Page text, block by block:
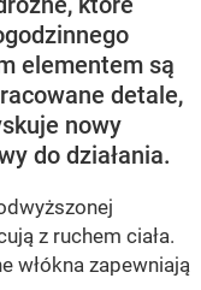
elementem są
detale,
nowy
do działania.
z ruchem ciała.
włókna zapewniają